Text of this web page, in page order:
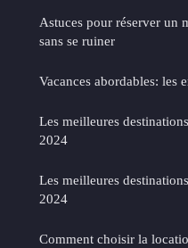
Astuces pour réserver un
sans se ruiner
Vacances abordables: les
Les meilleures
2024
Les meilleures
2024
Comment choisir la